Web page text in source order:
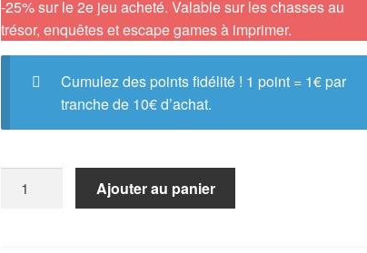
-25% sur le 2e jeu acheté. Valable sur les chasses au
trésor, enquêtes et escape games à imprimer.
Cumulez des points fidélité ! 1 point = 1€ par
tranche de 10€ d’achat.
Ajouter au panier